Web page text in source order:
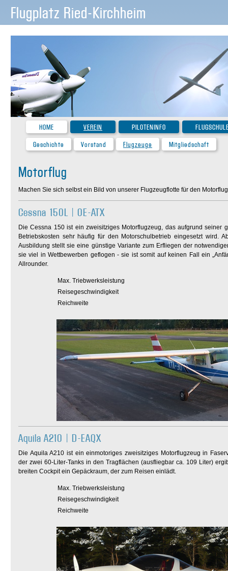
Flugplatz Ried-Kirchheim
HOME VEREIN PILOTENINFO
Geschichte
Vorstand Flugzeuge Mitgliedschaft
Motorflug
Machen Sie sich selbst ein Bild von unserer Flugzeugflotte für den
Cessna 150L | OE-ATX
Die Cessna 150 ist ein zweisitziges Motorflugzeug, das aufgrund seiner
Betriebskosten sehr häufig für den Motorschulbetrieb eingesetzt wird.
Ausbildung stellt sie eine günstige Variante zum Erfliegen der
sie viel in Wettbewerben geflogen - sie ist somit auf keinen Fall ein
Allrounder.
Max. Triebwerksleistung
Reisegeschwindigkeit
Reichweite
Aquila A210 | D-EAQX
Die Aquila A210 ist ein einmotoriges zweisitziges Motorflugzeug in
der zwei 60-Liter-Tanks in den Tragflächen (ausfliegbar ca. 109 Liter)
breiten Cockpit ein Gepäckraum, der zum Reisen einlädt.
Max. Triebwerksleistung
Reisegeschwindigkeit
Reichweite